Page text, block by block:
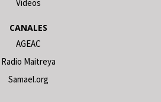
Vídeos
CANALES
AGEAC
Radio Maitreya
Samael.org